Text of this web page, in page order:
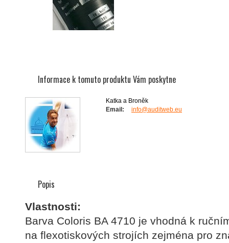
Informace k tomuto produktu Vám poskytne
Katka a Broněk
info@auditweb.eu
Email:
Popis
Vlastnosti:
Barva Coloris BA 4710 je vhodná k
na flexotiskových strojích zejména pro